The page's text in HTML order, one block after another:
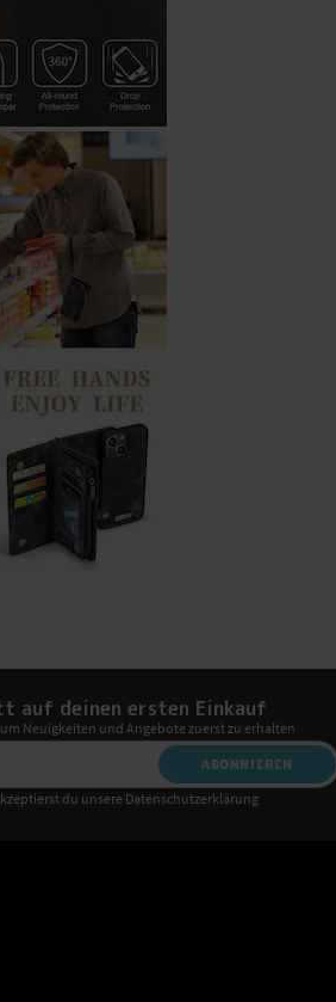
auf deinen ersten Einkauf
Neuigkeiten und Angebote zuerst zu erhalten
ABONNIEREN
du unsere Datenschutzerklärung